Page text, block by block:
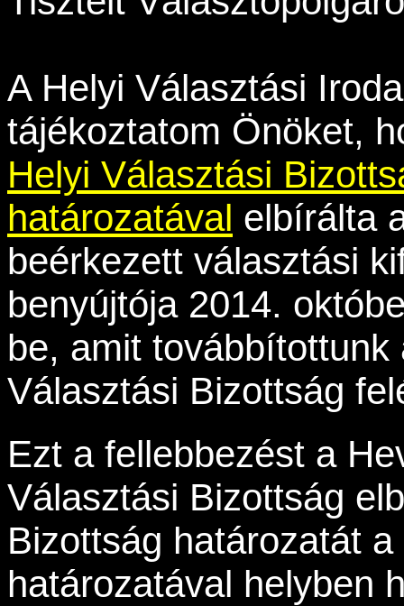
A Helyi Választási
tájékoztatom Önöket,
Helyi Választási
határozatával elbírálta
beérkezett választási
benyújtója 2014.
be, amit továbbítottunk
Választási Bizottság
Ezt a fellebbezést a
Választási Bizottság
Bizottság határozatát
határozatával helyben